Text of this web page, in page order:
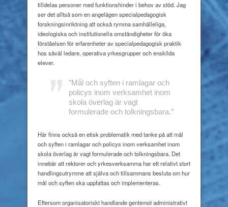
tilldelas personer med funktionshinder i behov av stöd. Jag
ser det alltså som en angelägen specialpedagogisk
forskningsinriktning att också rymma samhälleliga,
ideologiska och institutionella omständigheter för öka
förståelsen för erfarenheter av specialpedagogisk praktik
hos såväl ledare, operativa yrkesgrupper och enskilda
elever.
”Mål och syften i ramlagar och
policys inom verksamhet inom
skola överlag är vagt
formulerade och tolkningsbara.”
Här finns också en etisk problematik med tanke på att mål
och syften i ramlagar och policys inom verksamhet inom
skola överlag är vagt formulerade och tolkningsbara. Det
innebär att rektorer och yrkesverksamma har ett relativt stort
handlingsutrymme att själva och tillsammans besluta om hur
mål och syften ska uppfattas och implementeras.
Eftersom organisatoriskt handlande gentemot administrativt